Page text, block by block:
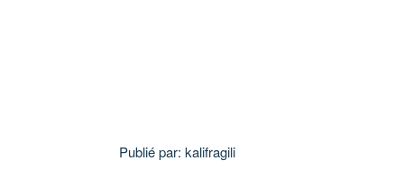
Publié par: kalifragili